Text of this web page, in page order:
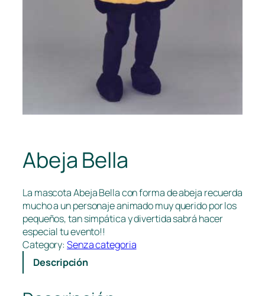
Abeja Bella
La mascota Abeja Bella con forma de abeja recuerda
mucho a un personaje animado muy querido por los
pequeños, tan simpática y divertida sabrá hacer
especial tu evento!!
Category:Senza categoria
Descripción